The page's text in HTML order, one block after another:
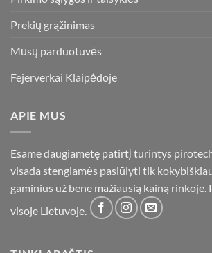
Prekių grąžinimas
Mūsų parduotuvės
Fejerverkai Klaipėdoje
APIE MUS
Esame daugiametę patirtį turintys
visada stengiamės pasiūlyti tik
gaminius už bene mažiausią kainą
visoje Lietuvoje.